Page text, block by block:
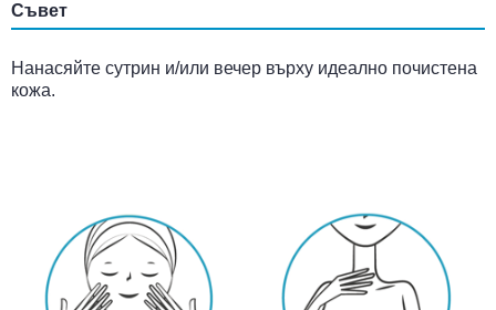
Съвет
Нанасяйте сутрин и/или вечер върху идеално почистена
кожа.